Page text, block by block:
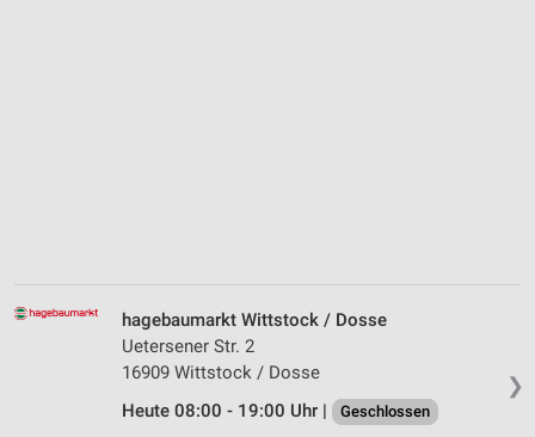
❯
hagebaumarkt Wittstock / Dosse
Uetersener Str. 2
16909 Wittstock / Dosse
Heute 08:00 - 19:00 Uhr |
Geschlossen